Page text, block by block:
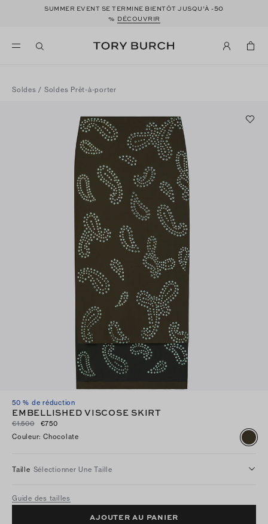
SUMMER EVENT SE TERMINE BIENTÔT JUSQU’À -50
% DÉCOUVRIR
Soldes / Soldes Prêt-à-porter
50 % de réduction
EMBELLISHED VISCOSE SKIRT
€1.500
€750
Couleur: Chocolate
Taille Sélectionner Une Taille
Guide des tailles
AJOUTER AU PANIER